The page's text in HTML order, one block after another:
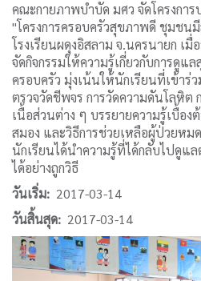
คณะกายภาพบำบัด มศว จัดโครงการ
"โครงการครอบครัวสุขภาพดี ชุมชน
โรงเรียนผดุงอิสลาม จ.นครนายก เ
จัดกิจกรรมให้ความรู้เกี่ยวกับการดู
ครอบครัว มุ่งเน้นให้นักเรียนที่เข้าร่ว
ตรวจวัดชีพจร การวัดความดันโลหิต
เนื้อส่วนต่าง ๆ บรรยายความรู้เบื้อง
สมอง และวิธีการช่วยเหลือผู้ป่วยห
นักเรียนได้นำความรู้ที่ได้กลับไปดูแ
ได้อย่างถูกวิธี
วันเริ่ม
2017-03-14
วันสิ้นสุด
2017-03-14